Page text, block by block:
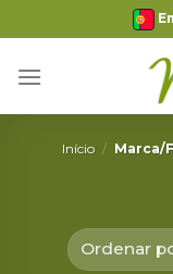
to
content
Início / Marca/